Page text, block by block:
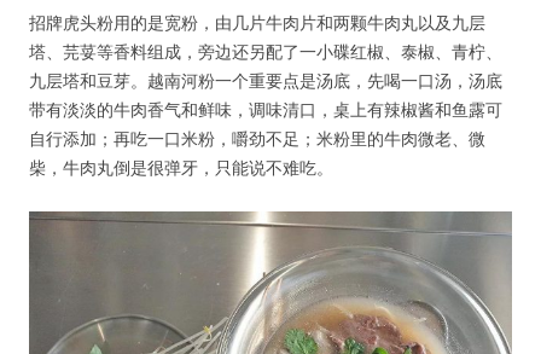
招牌虎头粉用的是宽粉，由几片牛肉片和两颗牛肉丸以及九层
塔、芫荽等香料组成，旁边还另配了一小碟红椒、泰椒、青柠、
九层塔和豆芽。越南河粉一个重要点是汤底，先喝一口汤，汤底
带有淡淡的牛肉香气和鲜味，调味清口，桌上有辣椒酱和鱼露可
自行添加；再吃一口米粉，嚼劲不足；米粉里的牛肉微老、微
柴，牛肉丸倒是很弹牙，只能说不难吃。